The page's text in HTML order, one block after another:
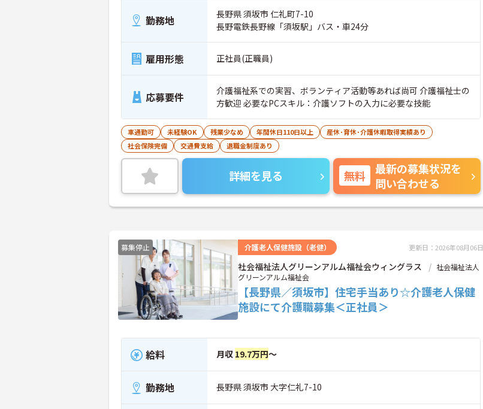
勤務地
長野県 須坂市 仁礼町7-10
長野電鉄長野線「須坂駅」バス・車24分
雇用形態 正社員(正職員)
応募要件
介護福祉系での実習、ボランティア活動等あれば尚可 介護福祉士の
方歓迎 必要なPCスキル：介護ソフトの入力に必要な技能
車通勤可 未経験OK 残業少なめ 年間休日110日以上
産休･育休･介護休暇取得実績あり
社会保険完備
交通費支給 退職金制度あり
詳細を見る 無料
最新の募集状況を
問い合わせる
募集停止 介護老人保健施設（老健） 更新日：2026年08月06日
社会福祉法人グリーンアルム福祉会ウィングラス
社会福祉法人
グリーンアルム福祉会
【長野県／須坂市】住宅手当あり☆介護老人保健
施設にて介護職募集＜正社員＞
給料 月収 19.7万円～
勤務地 長野県 須坂市 大字仁礼7-10